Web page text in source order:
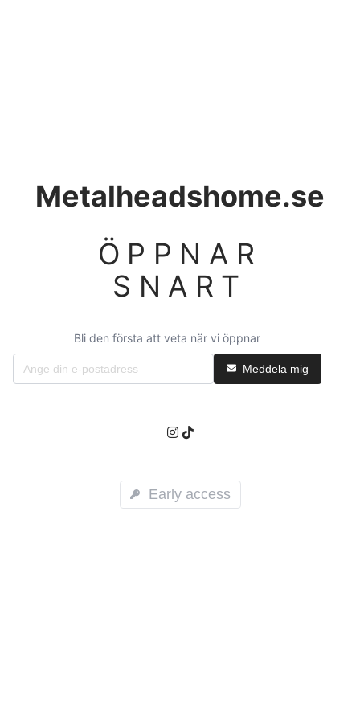
Metalheadshome.se
ÖPPNAR
SNART
Bli den första att veta när vi öppnar
Meddela mig
Early access